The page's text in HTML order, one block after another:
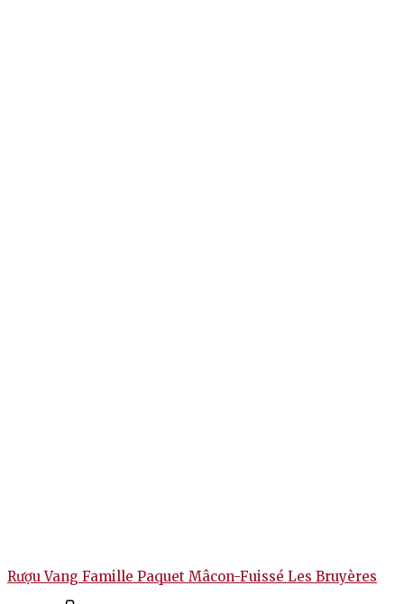
Rượu Vang Famille Paquet Mâcon-Fuissé Les Bruyères